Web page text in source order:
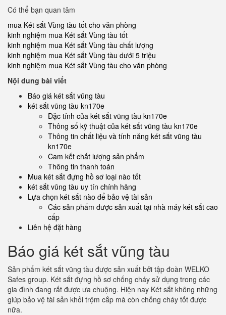
Có thể bạn quan tâm
mua Két sắt Vùng tàu tốt cho văn phòng
kinh nghiệm mua Két sắt Vùng tàu tốt
kinh nghiệm mua Két sắt Vùng tàu chất lượng
kinh nghiệm mua Két sắt Vùng tàu dưới 5 triệu
kinh nghiệm mua Két sắt Vùng tàu cho văn phòng
Nội dung bài viết
Báo giá két sắt vũng tàu
két sắt vũng tàu kn170e
Đặc tính của két sắt vũng tàu kn170e
Thông số kỹ thuật của két sắt vũng tàu kn170e
Thông tin chất liệu và tính năng két sắt vũng tàu
kn170e
Cam kết chất lượng sản phẩm
Thông tin thanh toán
Mua két sắt đựng hồ sơ loại nào tốt
két sắt vũng tàu uy tín chính hãng
Lựa chọn két sắt nào để bảo vệ tài sản
Các sản phẩm được sản xuất tại nhà máy két sắt cao
cấp
Liên hệ đặt hàng
Báo giá két sắt vũng tàu
Sản phẩm két sắt vũng tàu được sản xuất bởi tập đoàn WELKO
Safes group. Két sắt đựng hồ sơ chống cháy sử dụng trong các
gia đình đang rất được ưa chuộng. Hiện nay Két sắt không những
giúp bảo vệ tài sản khỏi trộm cắp mà còn chống cháy tốt được
nữa.